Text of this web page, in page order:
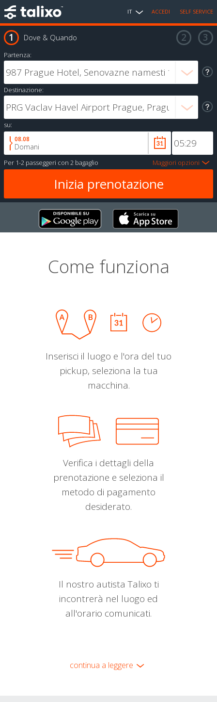
IT ACCEDI SELF SERVICE
Dove & Quando
Partenza:
Destinazione:
su:
08.08
Domani
Per 1-2 passeggeri con 2 bagaglio Maggiori opzioni
Come funziona
Inserisci il luogo e l'ora del tuo
pickup, seleziona la tua
macchina.
Verifica i dettagli della
prenotazione e seleziona il
metodo di pagamento
desiderato.
Il nostro autista Talixo ti
incontrerà nel luogo ed
all'orario comunicati.
continua a leggere